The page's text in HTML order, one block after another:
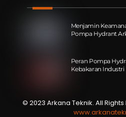
Menjamin
Pompa Hydrant
Peran Pompa
Kebakaran Industri
© 2023 Arkana Teknik. All